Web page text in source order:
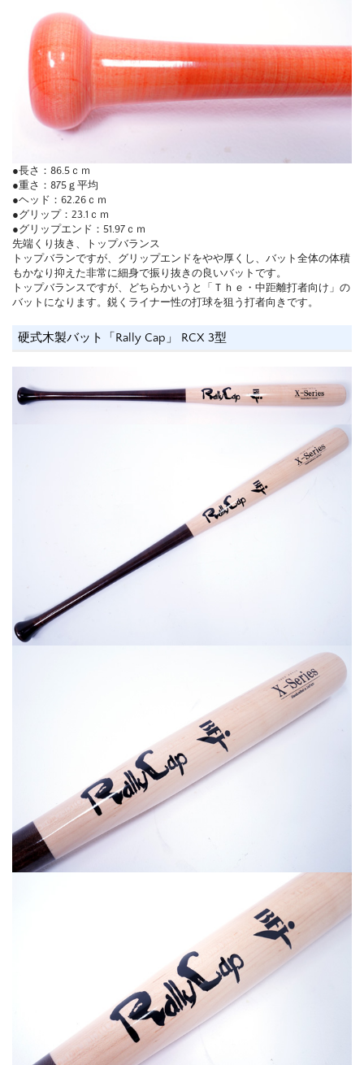
●長さ：86.5ｃｍ
●重さ：875ｇ平均
●ヘッド：62.26ｃｍ
●グリップ：23.1ｃｍ
●グリップエンド：51.97ｃｍ
先端くり抜き、トップバランス
トップバランですが、グリップエンドをやや厚くし、バット全体の体積
もかなり抑えた非常に細身で振り抜きの良いバットです。
トップバランスですが、どちらかいうと「Ｔｈｅ・中距離打者向け」の
バットになります。鋭くライナー性の打球を狙う打者向きです。
硬式木製バット「Rally Cap」 RCX 3型